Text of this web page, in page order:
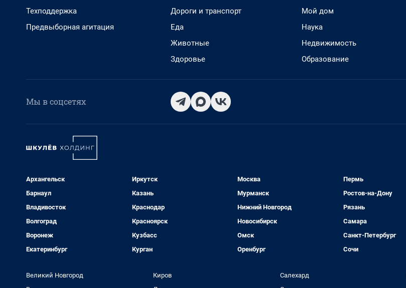
Техподдержка
Предвыборная агитация
Дороги и транспорт
Еда
Животные
Здоровье
Мой дом
Наука
Недвижимость
Образование
Мы в соцсетях
Архангельск
Барнаул
Владивосток
Волгоград
Воронеж
Екатеринбург
Иркутск
Казань
Краснодар
Красноярск
Кузбасс
Курган
Москва
Мурманск
Нижний Новгород
Новосибирск
Омск
Оренбург
Пермь
Ростов-на-Дону
Рязань
Самара
Санкт-Петербург
Сочи
Великий Новгород
Киров
Салехард